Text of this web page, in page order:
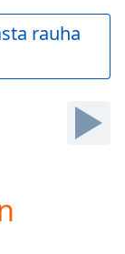
rauha